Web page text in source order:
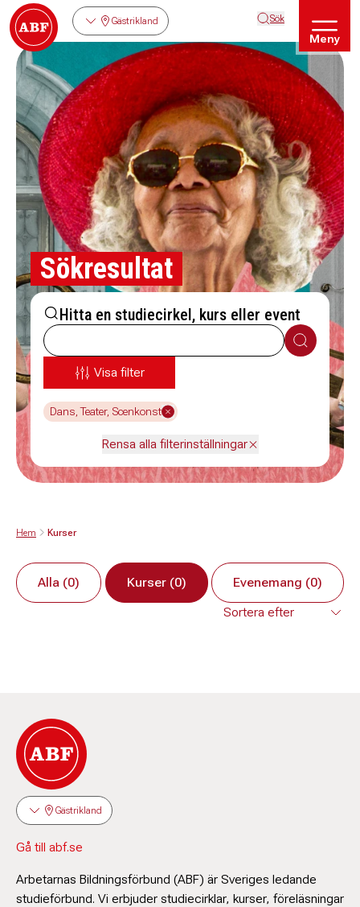
Gästrikland Sök
Meny
Sökresultat
Hitta en studiecirkel, kurs eller event
Sök
Visa filter
Dans, Teater, Scenkonst
Rensa alla filterinställningar
Hem Kurser
Alla (0) Kurser (0) Evenemang (0)
Gästrikland
Gå till abf.se
Arbetarnas Bildningsförbund (ABF) är Sveriges ledande
studieförbund. Vi erbjuder studiecirklar, kurser, föreläsningar